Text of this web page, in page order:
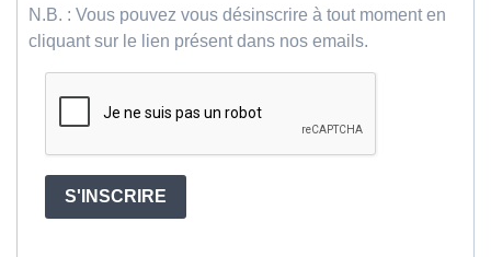
N.B. : Vous pouvez vous désinscrire à tout moment en
cliquant sur le lien présent dans nos emails.
S'INSCRIRE